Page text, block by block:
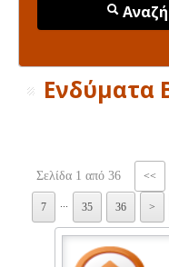
Ενδύματα
Σελίδα 1 από 36 <<
7 35 36 >